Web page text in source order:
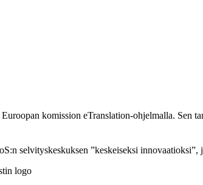
komission eTranslation-ohjelmalla. Sen
selvityskeskuksen ”keskeiseksi